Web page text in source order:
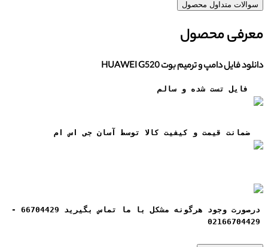
سوالات متداول محصول
معرفی محصول
دانلود فایل دامپ و ترمیم بوت HUAWEI G520
فایل تست شده و سالم
ضمانت قيمت و کيفيت کالا توسط آسان جی اس ام
درصورت وجود هرگونه مشکل با ما تماس بگیرید 66704429 -
02166704429